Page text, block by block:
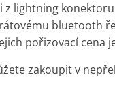
lightning
bluetooth
pořizovací cena
zakoupit v